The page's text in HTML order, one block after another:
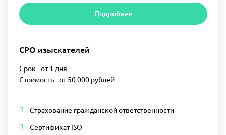
Подробнее
СРО изыскателей
Срок - от 1 дня
Стоимость - от 50 000 рублей
Страхование гражданской ответственности
Сертификат ISO